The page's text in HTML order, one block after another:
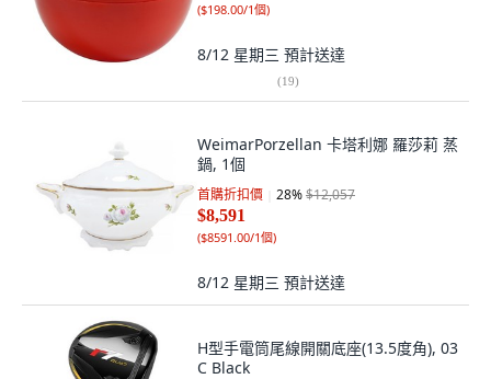
($198.00/1個)
8/12 星期三 預計送達
(19)
WeimarPorzellan 卡塔利娜 羅莎莉 蒸
鍋, 1個
首購折扣價 28%$12,057
$8,591
($8591.00/1個)
8/12 星期三 預計送達
H型手電筒尾線開關底座(13.5度角), 03
C Black